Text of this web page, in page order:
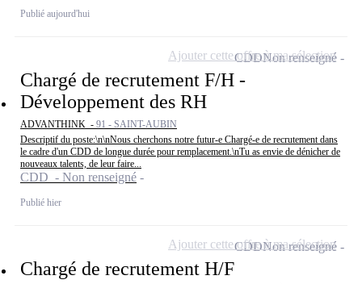
Publié aujourd'hui
Chargé de recrutement F/H -
Développement des RH
ADVANTHINK - 91 - SAINT-AUBIN
Descriptif du poste:\n\nNous cherchons notre futur-e Chargé-e de recrutement dans
le cadre d'un CDD de longue durée pour remplacement.\nTu as envie de dénicher de
nouveaux talents, de leur faire...
CDD - Non renseigné
Publié hier
CDDNon renseigné
Ajouter cette offre à ma sélection
Chargé de recrutement H/F
CDDNon renseigné
Ajouter cette offre à ma sélection